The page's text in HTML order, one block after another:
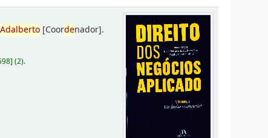
Adalberto [Coordenador].
](2).